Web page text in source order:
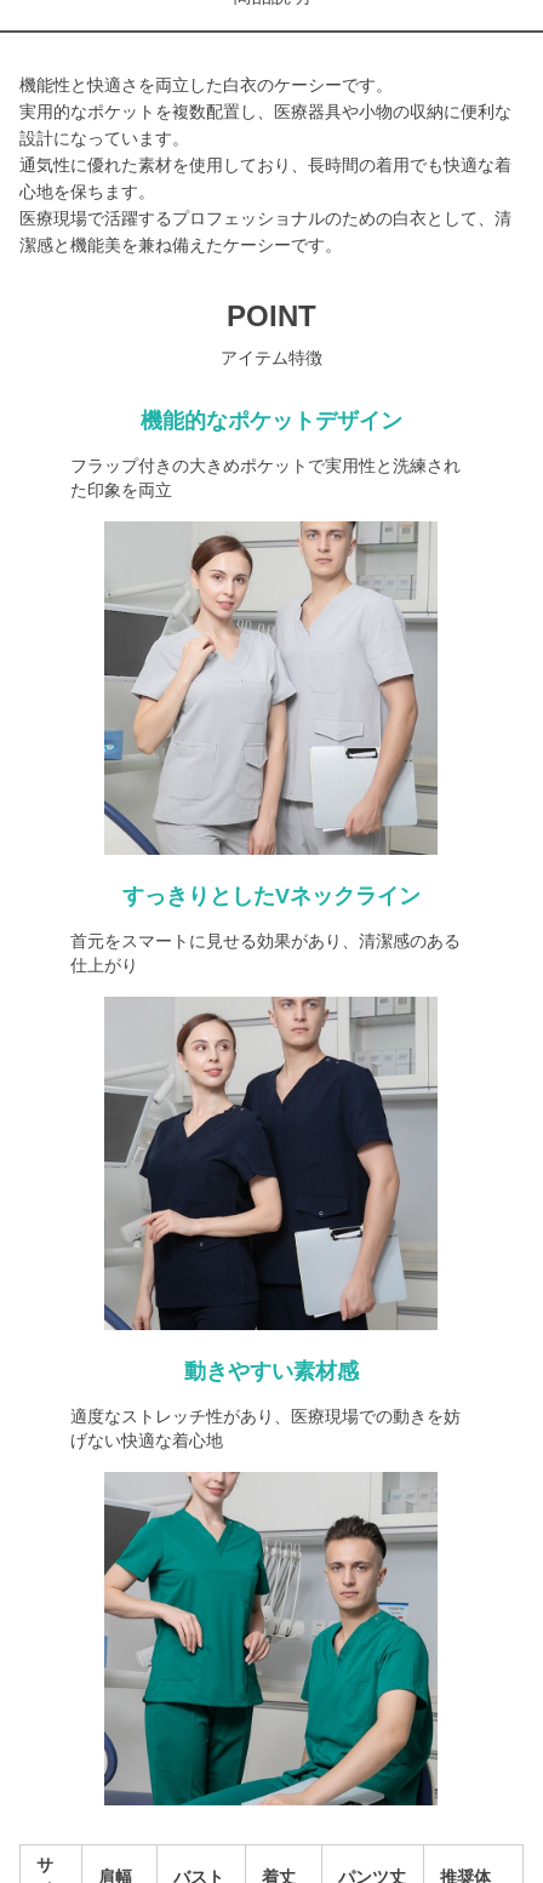
機能性と快適さを両立した白衣のケーシーです。
実用的なポケットを複数配置し、医療器具や小物の収納に便利な
設計になっています。
通気性に優れた素材を使用しており、長時間の着用でも快適な着
心地を保ちます。
医療現場で活躍するプロフェッショナルのための白衣として、清
潔感と機能美を兼ね備えたケーシーです。
POINT
アイテム特徴
機能的なポケットデザイン
フラップ付きの大きめポケットで実用性と洗練され
た印象を両立
すっきりとしたVネックライン
首元をスマートに見せる効果があり、清潔感のある
仕上がり
動きやすい素材感
適度なストレッチ性があり、医療現場での動きを妨
げない快適な着心地
サ
肩幅 バスト 着丈 パンツ丈 推奨体